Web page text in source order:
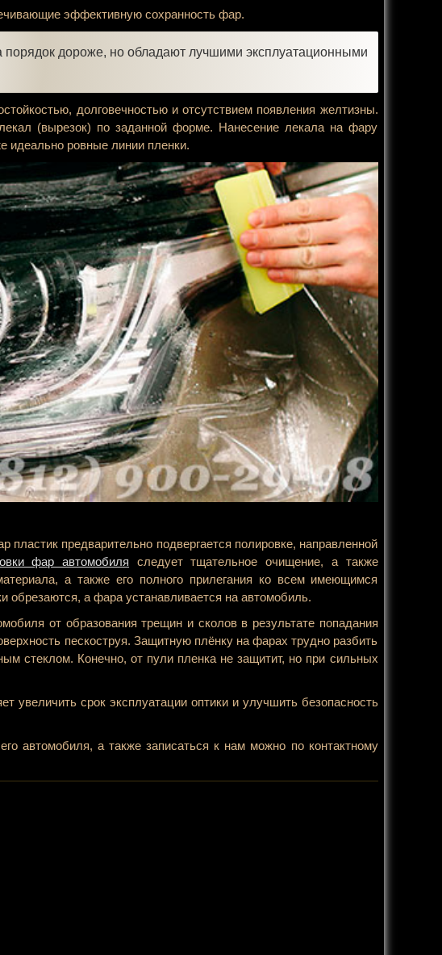
эффективную сохранность фар.
порядок дороже, но обладают лучшими эксплуатационными
долговечностью и отсутствием появления желтизны.
(вырезок) по заданной форме. Нанесение лекала на фару
идеально ровные линии пленки.
предварительно подвергается полировке, направленной
фар автомобиля следует тщательное очищение, а также
а также его полного прилегания ко всем имеющимся
а фара устанавливается на автомобиль.
от образования трещин и сколов в результате попадания
пескоструя. Защитную плёнку на фарах трудно разбить
стеклом. Конечно, от пули пленка не защитит, но при сильных
увеличить срок эксплуатации оптики и улучшить безопасность
автомобиля, а также записаться к нам можно по контактному